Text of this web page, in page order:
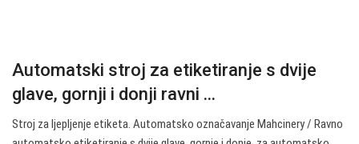
Automatski stroj za etiketiranje s dvije
glave, gornji i donji ravni ...
Stroj za ljepljenje etiketa. Automatsko označavanje Mahcinery / Ravno